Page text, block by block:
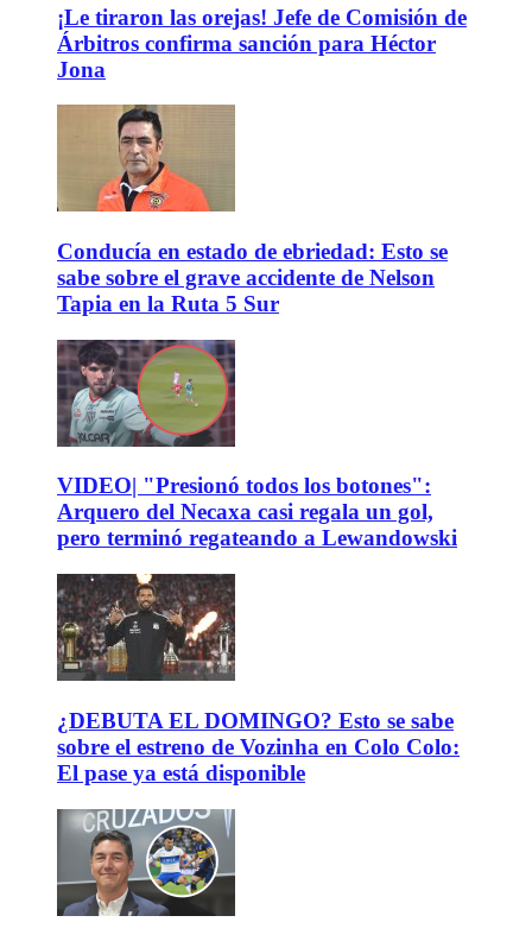
¡Le tiraron las orejas! Jefe de Comisión de
Árbitros confirma sanción para Héctor
Jona
Conducía en estado de ebriedad: Esto se
sabe sobre el grave accidente de Nelson
Tapia en la Ruta 5 Sur
VIDEO| "Presionó todos los botones":
Arquero del Necaxa casi regala un gol,
pero terminó regateando a Lewandowski
¿DEBUTA EL DOMINGO? Esto se sabe
sobre el estreno de Vozinha en Colo Colo:
El pase ya está disponible